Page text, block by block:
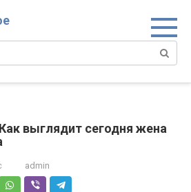
выглядит сегодня жена
admin